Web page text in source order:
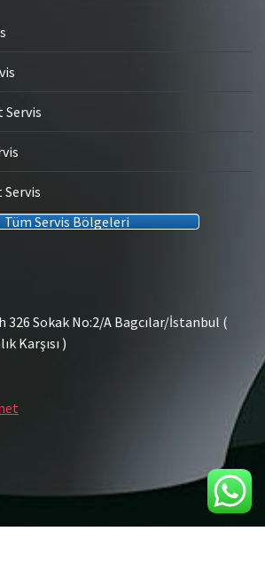
Servis
Servis
Tüm Servis Bölgeleri
326 Sokak No:2/A Bagcılar/İstanbul (
Karşısı )